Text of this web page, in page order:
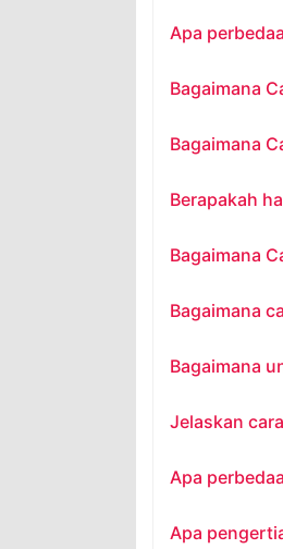
Apa
Bagaimana
Bagaimana
Berapakah
Bagaimana
Bagaimana
Bagaimana
Jelaskan
Apa
Apa